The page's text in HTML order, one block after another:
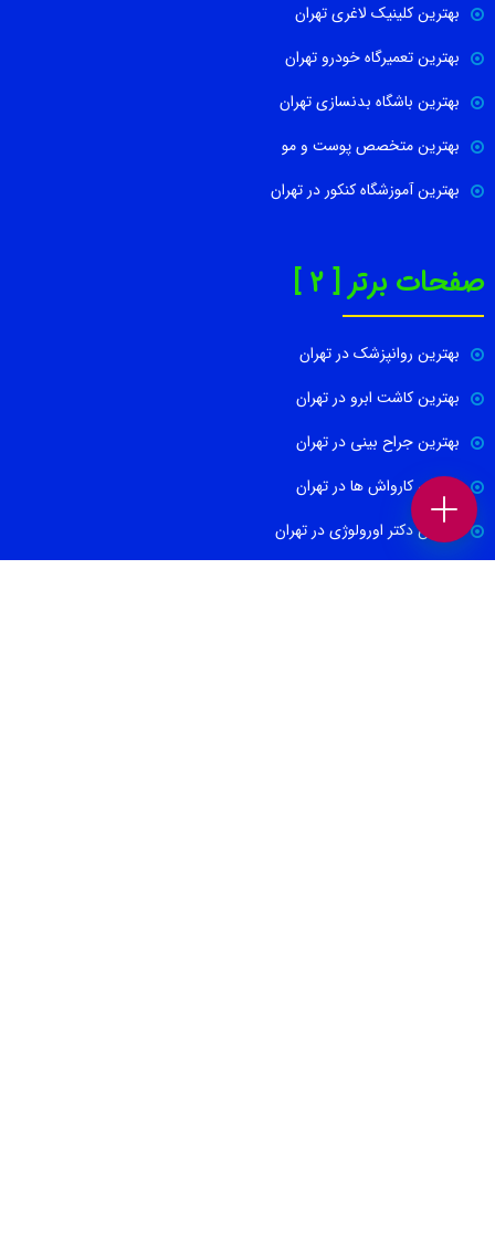
بهترین کلینیک لاغری تهران
بهترین تعمیرگاه خودرو تهران
بهترین باشگاه بدنسازی تهران
بهترین متخصص پوست و مو
بهترین آموزشگاه کنکور در تهران
صفحات برتر [ 2 ]
بهترین روانپزشک در تهران
بهترین کاشت ابرو در تهران
بهترین جراح بینی در تهران
بهترین کارواش ها در تهران
بهترین دکتر اورولوژی در تهران